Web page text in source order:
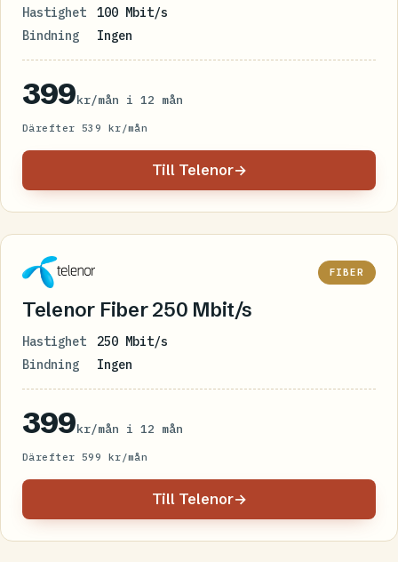
Hastighet
100 Mbit/s
Bindning
Ingen
399kr/mån i 12 mån
Därefter 539 kr/mån
Till Telenor→
FIBER
Telenor Fiber 250 Mbit/s
Hastighet
250 Mbit/s
Bindning
Ingen
399kr/mån i 12 mån
Därefter 599 kr/mån
Till Telenor→